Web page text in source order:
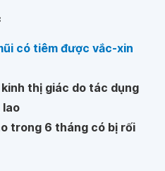
có tiêm được vắc-xin
thị giác do tác dụng
lao
trong 6 tháng có bị rối